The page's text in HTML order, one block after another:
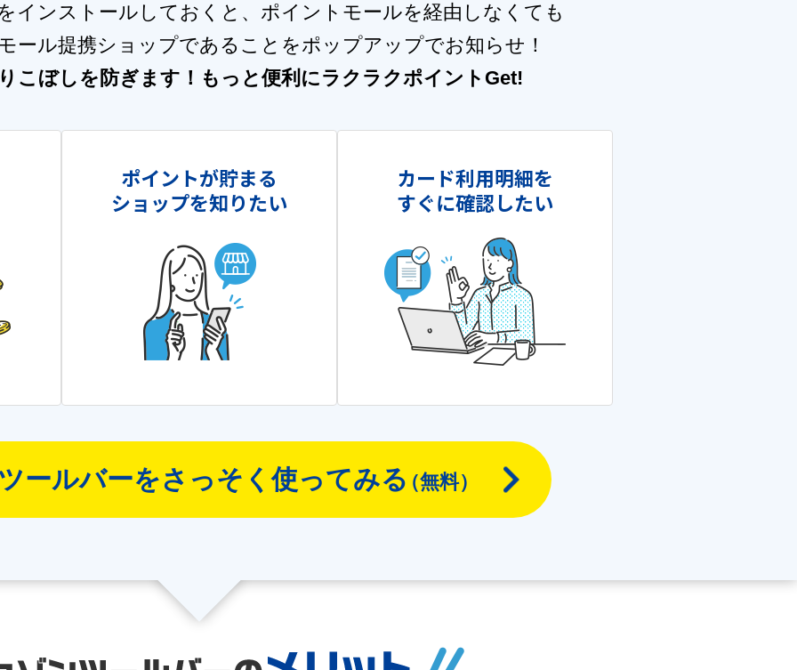
インストールしておくと、ポイントモールを経由しなくても
ール提携ショップであることをポップアップでお知らせ！
こぼしを防ぎます！ もっと便利にラクラクポイントGet!
ポイントが貯まる
ショップを知りたい
カード利用明細を
すぐに確認したい
ールバーをさっそく使ってみる（無料）